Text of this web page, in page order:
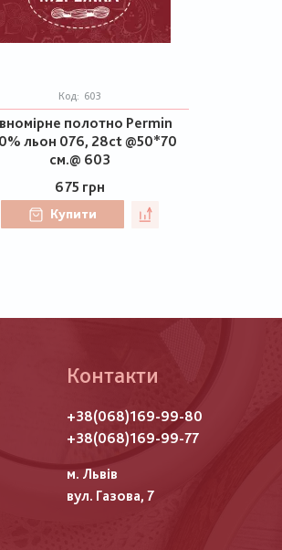
Код: 603
полотно Permin
льон 076, 28ct @50*70
см.@ 603
675 грн
Купити
Контакти
+38(068)169-99-80
+38(068)169-99-77
м. Львів
вул. Газова, 7